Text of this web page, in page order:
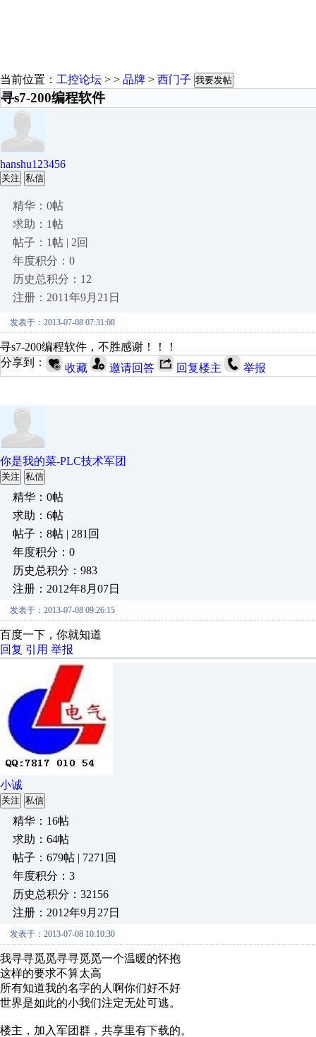
当前位置： 工控论坛 > > 品牌 > 西门子 我要发帖
寻s7-200编程软件
hanshu123456
关注 私信
精华：0帖
求助：1帖
帖子：1帖 | 2回
年度积分：0
历史总积分：12
注册：2011年9月21日
发表于：2013-07-08 07:31:08
寻s7-200编程软件，不胜感谢！！！
分享到：
收藏 邀请回答 回复楼主 举报
你是我的菜-PLC技术军团
关注 私信
精华：0帖
求助：6帖
帖子：8帖 | 281回
年度积分：0
历史总积分：983
注册：2012年8月07日
发表于：2013-07-08 09:26:15
百度一下，你就知道
回复 引用 举报
小诚
关注 私信
精华：16帖
求助：64帖
帖子：679帖 | 7271回
年度积分：3
历史总积分：32156
注册：2012年9月27日
发表于：2013-07-08 10:10:30
我寻寻觅觅寻寻觅觅一个温暖的怀抱
这样的要求不算太高
所有知道我的名字的人啊你们好不好
世界是如此的小我们注定无处可逃。
楼主，加入军团群，共享里有下载的。